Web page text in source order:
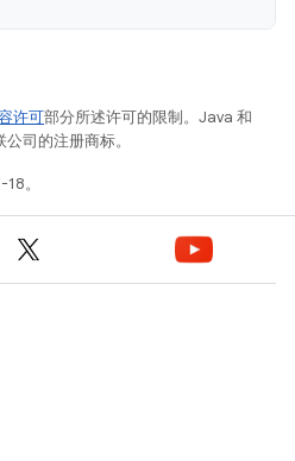
许可部分所述许可的限制。Java 和
司的注册商标。
。